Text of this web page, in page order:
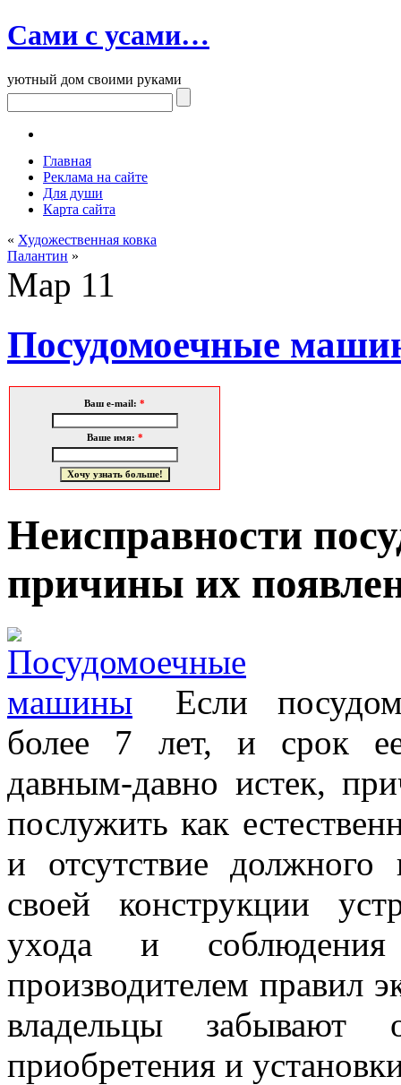
Сами с усами…
уютный дом своими руками
Главная
Реклама на сайте
Для души
Карта сайта
« Художественная ковка
Палантин »
Мар 11
Посудомоечные
Ваш e-mail: *
Ваше имя: *
Неисправности
причины их
Если
более 7 лет, и срок ее
давным-давно истек,
послужить как
и отсутствие
своей конструкции
ухода и соблюдения
производителем правил
владельцы
приобретения и